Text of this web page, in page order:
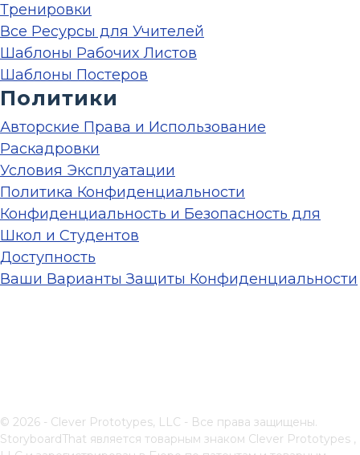
Тренировки
Все Ресурсы для Учителей
Шаблоны Рабочих Листов
Шаблоны Постеров
Политики
Авторские Права и Использование
Раскадровки
Условия Эксплуатации
Политика Конфиденциальности
Конфиденциальность и Безопасность для
Школ и Студентов
Доступность
Ваши Варианты Защиты Конфиденциальности
© 2026 - Clever Prototypes, LLC - Все права защищены.
StoryboardThat является товарным знаком Clever Prototypes ,